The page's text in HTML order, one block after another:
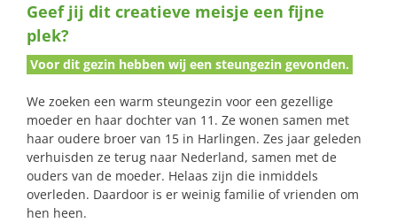
naar:
Geef jij dit creatieve meisje een fijne
plek?
Voor dit gezin hebben wij een steungezin gevonden.
We zoeken een warm steungezin voor een gezellige
moeder en haar dochter van 11. Ze wonen samen met
haar oudere broer van 15 in Harlingen. Zes jaar geleden
verhuisden ze terug naar Nederland, samen met de
ouders van de moeder. Helaas zijn die inmiddels
overleden. Daardoor is er weinig familie of vrienden om
hen heen.